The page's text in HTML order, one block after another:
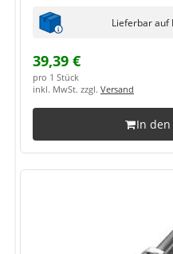
Lieferbar auf
39,39 €
pro 1 Stück
inkl. MwSt. zzgl. Versand
In